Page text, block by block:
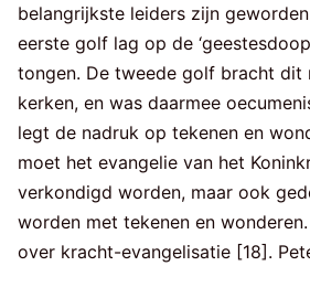
belangrijkste leiders zijn
eerste golf lag op de
tongen. De tweede golf bracht dit
kerken, en was daarmee
legt de nadruk op tekenen en
moet het evangelie van het
verkondigd worden, maar ook
worden met tekenen en
over kracht-evangelisatie [18].